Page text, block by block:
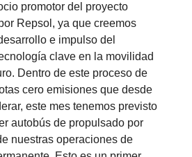
promotor del proyecto
Repsol, ya que creemos
e impulso del
clave en la movilidad
Dentro de este proceso de
cero emisiones que desde
este mes tenemos previsto
autobús de propulsado por
nuestras operaciones de